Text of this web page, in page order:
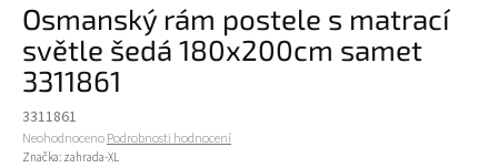
Osmanský rám postele s matrací
světle šedá 180x200cm samet
3311861
3311861
Průměrné hodnocení produktu je 0,0 z 5 hvězdiček.
NeohodnocenoPodrobnosti hodnocení
Značka: zahrada-XL